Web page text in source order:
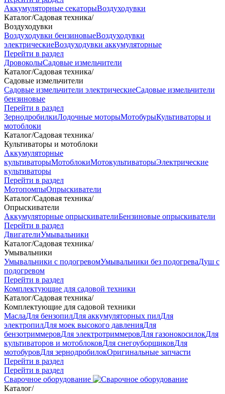
Аккумуляторные секаторыВоздуходувки
Каталог/Садовая техника/
Воздуходувки
Воздуходувки бензиновыеВоздуходувки
электрическиеВоздуходувки аккумуляторные
Перейти в раздел
ДровоколыСадовые измельчители
Каталог/Садовая техника/
Садовые измельчители
Садовые измельчители электрическиеСадовые измельчители
бензиновые
Перейти в раздел
ЗернодробилкиЛодочные моторыМотобурыКультиваторы и
мотоблоки
Каталог/Садовая техника/
Культиваторы и мотоблоки
Аккумуляторные
культиваторыМотоблокиМотокультиваторыЭлектрические
культиваторы
Перейти в раздел
МотопомпыОпрыскиватели
Каталог/Садовая техника/
Опрыскиватели
Аккумуляторные опрыскивателиБензиновые опрыскиватели
Перейти в раздел
ДвигателиУмывальники
Каталог/Садовая техника/
Умывальники
Умывальники с подогревомУмывальники без подогреваДуш с
подогревом
Перейти в раздел
Комплектующие для садовой техники
Каталог/Садовая техника/
Комплектующие для садовой техники
МаслаДля бензопилДля аккумуляторных пилДля
электропилДля моек высокого давленияДля
бензотриммеровДля электротриммеровДля газонокосилокДля
культиваторов и мотоблоковДля снегоуборщиковДля
мотобуровДля зернодробилокОригинальные запчасти
Перейти в раздел
Перейти в раздел
Сварочное оборудование
Каталог/